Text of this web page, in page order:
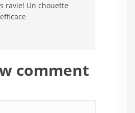
ravie! Un chouette
comment